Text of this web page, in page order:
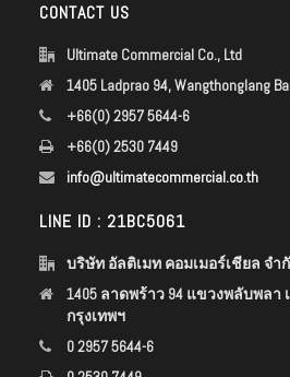
CONTACT US
Ultimate Commercial Co., Ltd
1405 Ladprao 94, Wangthonglang
+66(0) 2957 5644-6
+66(0) 2530 7449
info@ultimatecommercial.co.th
LINE ID : 21BC5061
บริษัท อัลติเมท คอมเมอร์เชียล จำ
1405 ลาดพร้าว 94 แขวงพลับพลา
กรุงเทพฯ
0 2957 5644-6